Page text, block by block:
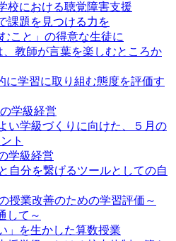
校における聴覚障害支援
課題を見つける力を
むこと」の得意な生徒に
、教師が言葉を楽しむところか
に学習に取り組む態度を評価す
学級経営
い学級づくりに向けた、５月の
ト
学級経営
自分を繋げるツールとしての自
授業改善のための学習評価～
して～
」を生かした算数授業